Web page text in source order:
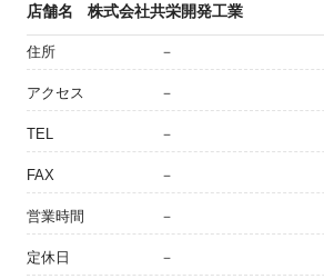
店舗名 株式会社共栄開発工業
住所 －
アクセス －
TEL －
FAX －
営業時間 －
定休日 －